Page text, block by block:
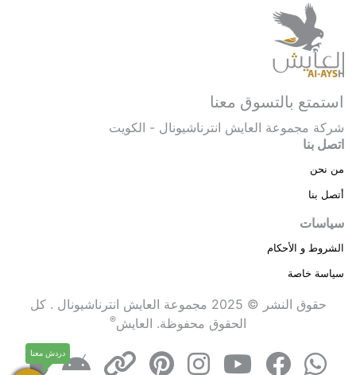
استمتع بالتسوق معنا
شركة مجموعة العايش انترناشيونال - الكويت
اتصل بنا
من نحن
أتصل بنا
سياسات
الشروط و الأحكام
سياسة خاصة
حقوق النشر © 2025 مجموعة العايش انترناشيونال . كل
الحقوق محفوظة. العايش®
دردش معنا